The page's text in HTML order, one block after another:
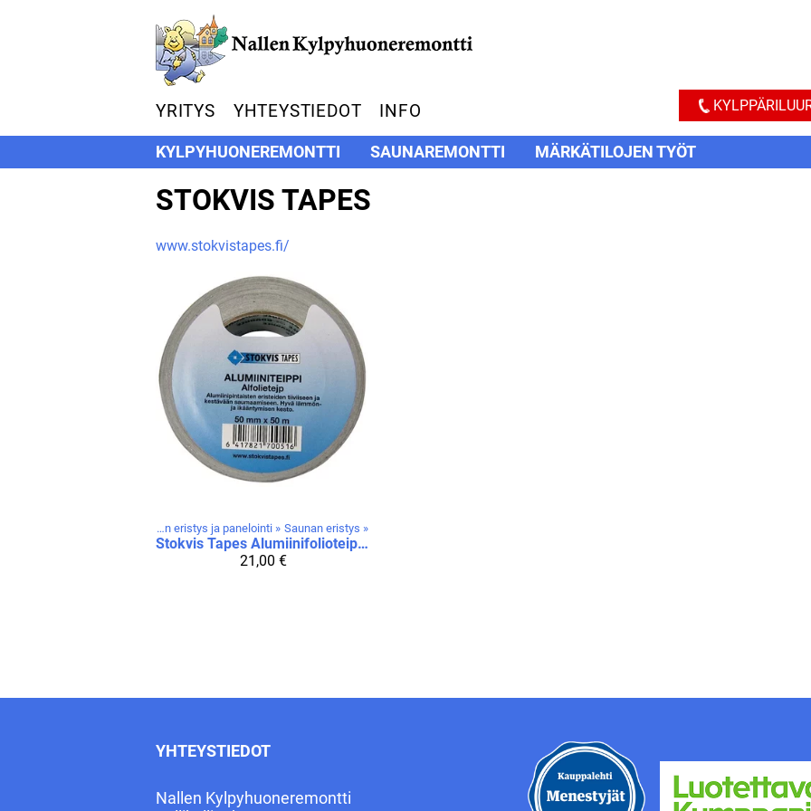
YRITYS YHTEYSTIEDOT INFO
KYLPYHUONEREMONTTI SAUNAREMONTTI MÄRKÄTILOJEN TYÖT
STOKVIS TAPES
www.stokvistapes.fi/
Saunan eristys ja panelointi ‪» Saunan eristys ‪»
Stokvis Tapes
Alumiinifolioteippi 50 mm 50 m
21,00 €
YHTEYSTIEDOT
Nallen Kylpyhuoneremontti